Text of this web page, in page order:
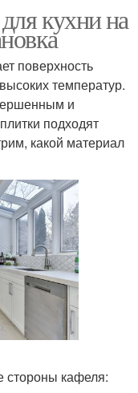
кухни на
поверхность
температур.
и
подходят
какой материал
кафеля: